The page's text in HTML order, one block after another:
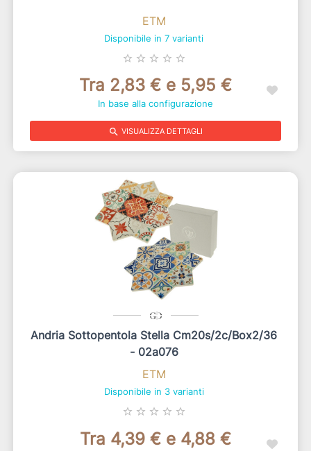
ETM
Disponibile in 7 varianti
star_border star_border star_border star_border star_border
Tra 2,83 € e 5,95 €
In base alla configurazione
search VISUALIZZA DETTAGLI
Andria Sottopentola Stella Cm20s/2c/box2/36
- 02a076
ETM
Disponibile in 3 varianti
star_border star_border star_border star_border star_border
Tra 4,39 € e 4,88 €